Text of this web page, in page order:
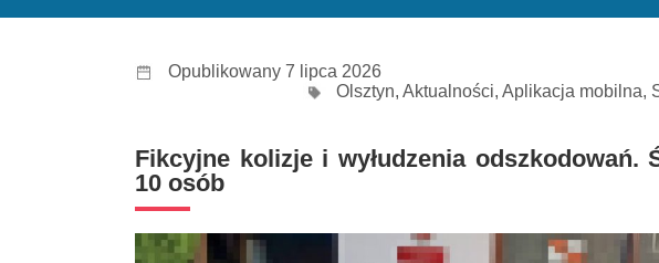
Opublikowany 7 lipca 2026
Olsztyn, Aktualności, Aplikacja mobilna,
Fikcyjne kolizje i wyłudzenia odszkodowań.
10 osób